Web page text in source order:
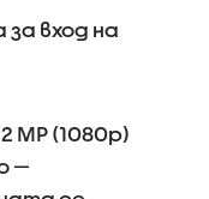
вход на
MP (1080p)
—